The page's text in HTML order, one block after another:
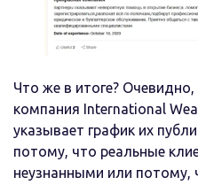
Что же в итоге?
компания International
указывает график их
потому, что реальные
неузнанными или потому,